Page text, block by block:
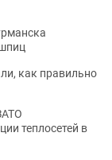
как правильно
теплосетей в